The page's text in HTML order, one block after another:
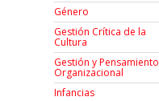
Género
Gestión Crítica de la
Cultura
Gestión y Pensamiento
Organizacional
Infancias